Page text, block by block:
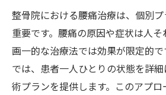
整骨院における腰痛治療は、個別
重要です。腰痛の原因や症状は人そ
画一的な治療法では効果が限定的
では、患者一人ひとりの状態を詳
術プランを提供します。このアプ